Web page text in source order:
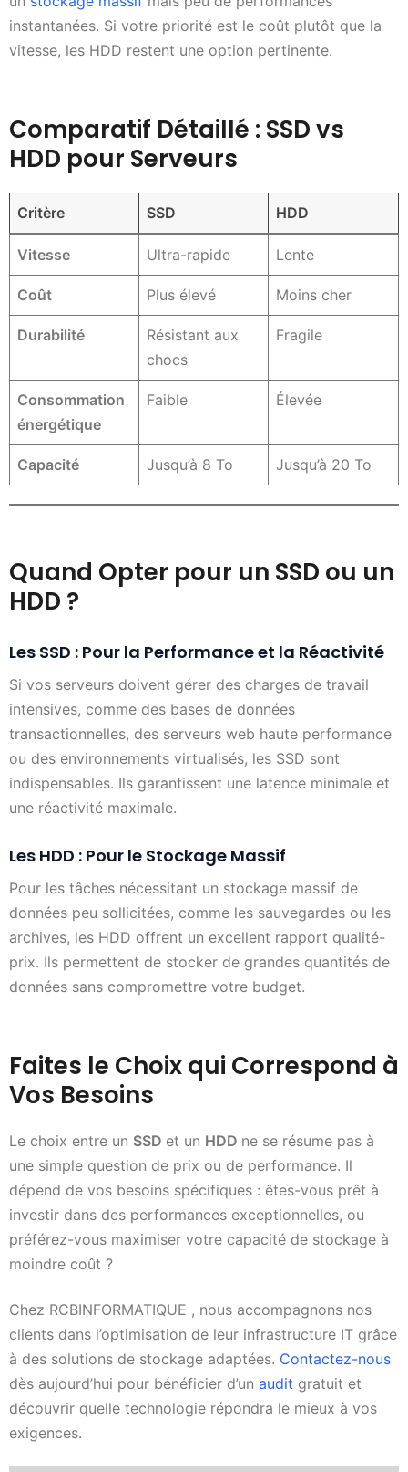
instantanées. Si votre priorité est le coût plutôt que la
vitesse, les HDD restent une option pertinente.
Comparatif Détaillé : SSD vs
HDD pour Serveurs
Critère SSD HDD
Vitesse Ultra-rapide Lente
Coût Plus élevé Moins cher
Durabilité
Résistant aux
chocs
Fragile
Consommation
énergétique
Faible Élevée
Capacité Jusqu’à 8 To Jusqu’à 20 To
Quand Opter pour un SSD ou un
HDD ?
Les SSD : Pour la Performance et la Réactivité
Si vos serveurs doivent gérer des charges de travail
intensives, comme des bases de données
transactionnelles, des serveurs web haute performance
ou des environnements virtualisés, les SSD sont
indispensables. Ils garantissent une latence minimale et
une réactivité maximale.
Les HDD : Pour le Stockage Massif
Pour les tâches nécessitant un stockage massif de
données peu sollicitées, comme les sauvegardes ou les
archives, les HDD offrent un excellent rapport qualité-
prix. Ils permettent de stocker de grandes quantités de
données sans compromettre votre budget.
Faites le Choix qui Correspond à
Vos Besoins
Le choix entre un SSD et un HDD ne se résume pas à
une simple question de prix ou de performance. Il
dépend de vos besoins spécifiques : êtes-vous prêt à
investir dans des performances exceptionnelles, ou
préférez-vous maximiser votre capacité de stockage à
moindre coût ?
Chez RCBINFORMATIQUE , nous accompagnons nos
clients dans l’optimisation de leur infrastructure IT grâce
à des solutions de stockage adaptées. Contactez-nous
dès aujourd’hui pour bénéficier d’un audit gratuit et
découvrir quelle technologie répondra le mieux à vos
exigences.